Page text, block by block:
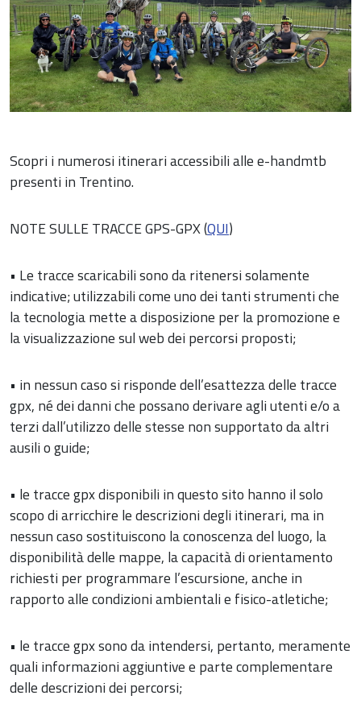
Scopri i numerosi itinerari accessibili alle e-handmtb
presenti in Trentino.
NOTE SULLE TRACCE GPS-GPX (QUI)
• Le tracce scaricabili sono da ritenersi solamente
indicative; utilizzabili come uno dei tanti strumenti che
la tecnologia mette a disposizione per la promozione e
la visualizzazione sul web dei percorsi proposti;
• in nessun caso si risponde dell’esattezza delle tracce
gpx, né dei danni che possano derivare agli utenti e/o a
terzi dall’utilizzo delle stesse non supportato da altri
ausili o guide;
• le tracce gpx disponibili in questo sito hanno il solo
scopo di arricchire le descrizioni degli itinerari, ma in
nessun caso sostituiscono la conoscenza del luogo, la
disponibilità delle mappe, la capacità di orientamento
richiesti per programmare l’escursione, anche in
rapporto alle condizioni ambientali e fisico-atletiche;
• le tracce gpx sono da intendersi, pertanto, meramente
quali informazioni aggiuntive e parte complementare
delle descrizioni dei percorsi;